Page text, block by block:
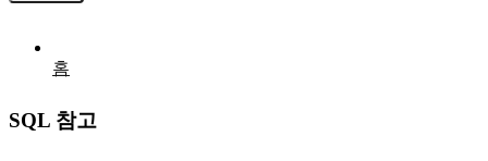
홈
SQL 참고